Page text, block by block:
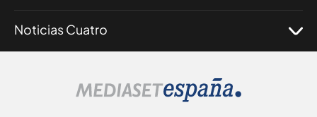
Noticias Cuatro